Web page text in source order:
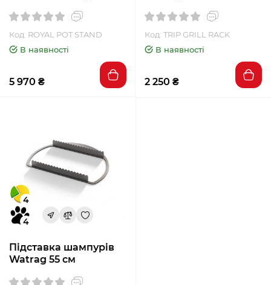
Код: ROYAL POT STAND
В наявності
5 970 ₴
Код: TRIP GRILL RACK
В наявності
2 250 ₴
4
4
Підставка шампурів
Watrag 55 см